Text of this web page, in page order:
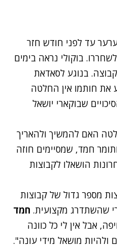
עד לפני חודש חזר
בוקולי נראה בימים
בנוגע לסאדאת
את חותמו אין החלטה
שבוקארי יושאל
האם להמשיך ולהאריך
חמד, שמסיימים חוזה
הושאלו לקבוצות
מספר גדול של קבוצות
שהשתדרג מקצועית. חמד
אבל אין לי כל כוונה
מושאל מידי עונה".